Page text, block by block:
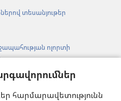
հարմարավետությունն
տեսանյութեր
ոլորտի